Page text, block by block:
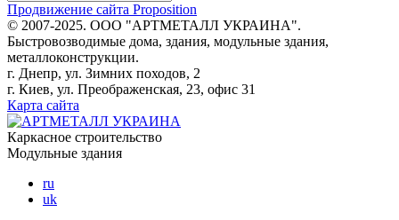
Продвижение сайта Proposition
© 2007-2025. ООО "AРТМЕТАЛЛ УКРАИНА".
Быстровозводимые дома, здания, модульные здания,
металлоконструкции.
г. Днепр, ул. Зимних походов, 2
г. Киев, ул. Преображенская, 23, офис 31
Карта сайта
Каркасное строительство
Модульные здания
ru
uk